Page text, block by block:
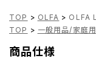
TOP > OLFA > OLFA
TOP > 一般用品/家庭
商品仕様